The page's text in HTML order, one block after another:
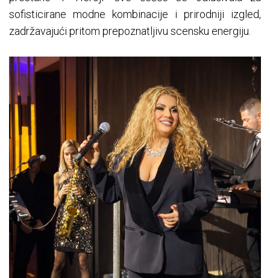
sofisticirane modne kombinacije i prirodniji izgled,
zadržavajući pritom prepoznatljivu scensku energiju.